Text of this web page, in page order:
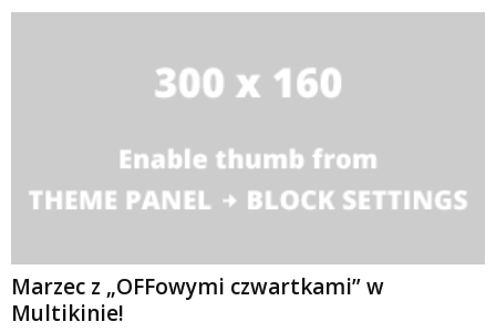
Marzec z „OFFowymi czwartkami” w
Multikinie!